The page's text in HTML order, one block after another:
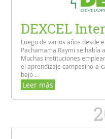
DEXCEL
Luego de varios años desde
Pachamama Raymi se había
Muchas instituciones
el aprendizaje campesino-a-
bajo ...
Leer más